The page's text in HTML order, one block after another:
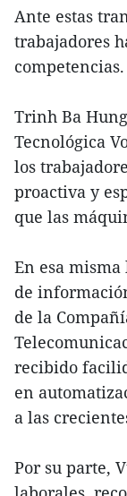
Ante estas
trabajadores
competencias.
Trinh Ba
Tecnológica
los
proactiva y
que las
En esa
de
de la
recibido
en
a las
Por su parte,